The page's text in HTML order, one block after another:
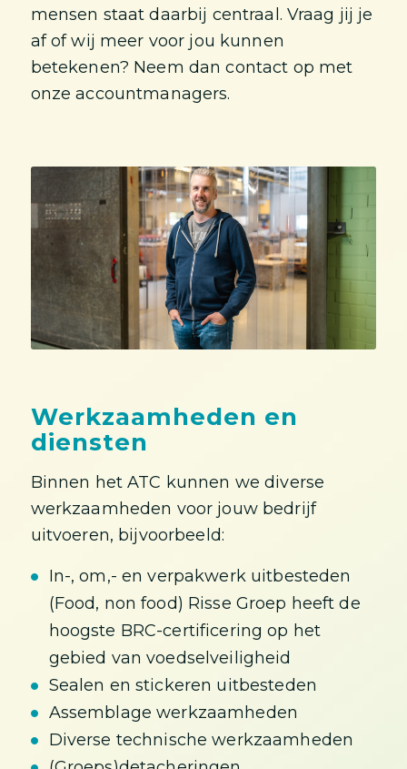
mensen staat daarbij centraal. Vraag jij je
af of wij meer voor jou kunnen
betekenen? Neem dan contact op met
onze accountmanagers.
Werkzaamheden en
diensten
Binnen het ATC kunnen we diverse
werkzaamheden voor jouw bedrijf
uitvoeren, bijvoorbeeld:
In-, om,- en verpakwerk uitbesteden
(Food, non food) Risse Groep heeft de
hoogste BRC-certificering op het
gebied van voedselveiligheid
Sealen en stickeren uitbesteden
Assemblage werkzaamheden
Diverse technische werkzaamheden